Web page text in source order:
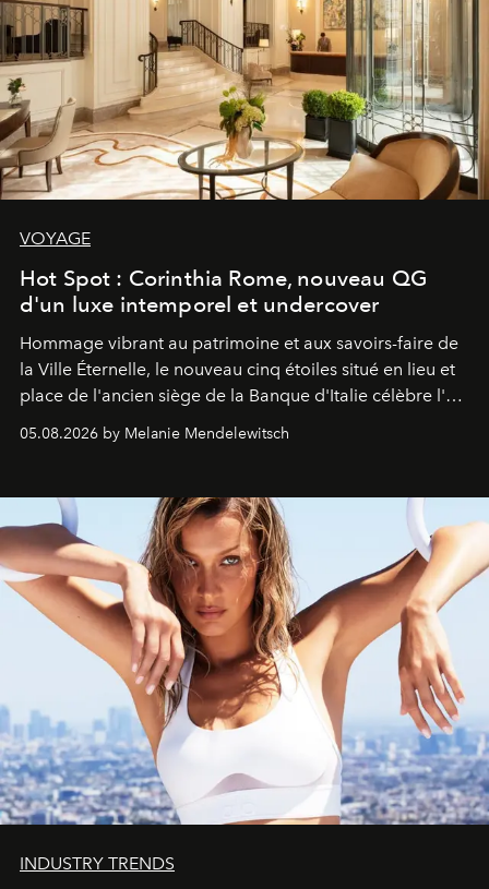
VOYAGE
Hot Spot : Corinthia Rome, nouveau QG
d'un luxe intemporel et undercover
Hommage vibrant au patrimoine et aux savoirs-faire de
la Ville Éternelle, le nouveau cinq étoiles situé en lieu et
place de l'ancien siège de la Banque d'Italie célèbre l'art
de vivre Romain dans toute son élégance intemporelle.
05.08.2026 by Melanie Mendelewitsch
INDUSTRY TRENDS